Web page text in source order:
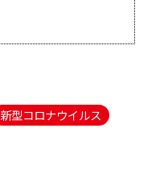
新型コロナウイルス